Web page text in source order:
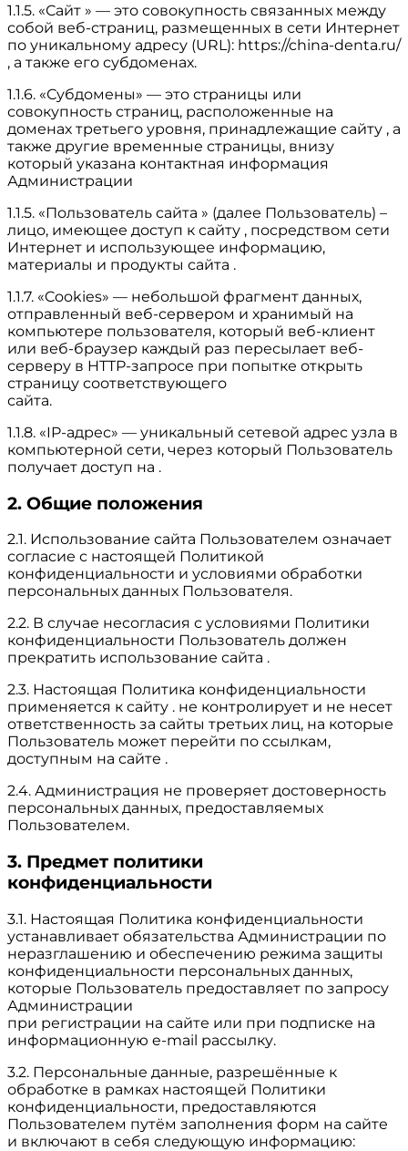
1.1.5. «Сайт » — это совокупность связанных между
собой веб-страниц, размещенных в сети Интернет
по уникальному адресу (URL): https://china-denta.ru/
, а также его субдоменах.
1.1.6. «Субдомены» — это страницы или
совокупность страниц, расположенные на
доменах третьего уровня, принадлежащие сайту , а
также другие временные страницы, внизу
который указана контактная информация
Администрации
1.1.5. «Пользователь сайта » (далее Пользователь) –
лицо, имеющее доступ к сайту , посредством сети
Интернет и использующее информацию,
материалы и продукты сайта .
1.1.7. «Cookies» — небольшой фрагмент данных,
отправленный веб-сервером и хранимый на
компьютере пользователя, который веб-клиент
или веб-браузер каждый раз пересылает веб-
серверу в HTTP-запросе при попытке открыть
страницу соответствующего
сайта.
1.1.8. «IP-адрес» — уникальный сетевой адрес узла в
компьютерной сети, через который Пользователь
получает доступ на .
2. Общие положения
2.1. Использование сайта Пользователем означает
согласие с настоящей Политикой
конфиденциальности и условиями обработки
персональных данных Пользователя.
2.2. В случае несогласия с условиями Политики
конфиденциальности Пользователь должен
прекратить использование сайта .
2.3. Настоящая Политика конфиденциальности
применяется к сайту . не контролирует и не несет
ответственность за сайты третьих лиц, на которые
Пользователь может перейти по ссылкам,
доступным на сайте .
2.4. Администрация не проверяет достоверность
персональных данных, предоставляемых
Пользователем.
3. Предмет политики
конфиденциальности
3.1. Настоящая Политика конфиденциальности
устанавливает обязательства Администрации по
неразглашению и обеспечению режима защиты
конфиденциальности персональных данных,
которые Пользователь предоставляет по запросу
Администрации
при регистрации на сайте или при подписке на
информационную e-mail рассылку.
3.2. Персональные данные, разрешённые к
обработке в рамках настоящей Политики
конфиденциальности, предоставляются
Пользователем путём заполнения форм на сайте
и включают в себя следующую информацию: